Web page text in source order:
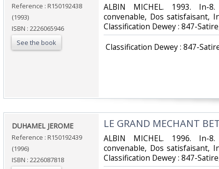
Reference : R150192438
(1993)
ISBN : 2226065946
See the book
‎ALBIN MICHEL. 1993. In-
convenable, Dos satisfaisant,
Classification Dewey : 847-
Classification Dewey : 847-
‎DUHAMEL JEROME‎
Reference : R150192439
(1996)
ISBN : 2226087818
‎LE GRAND MECHANT
‎ALBIN MICHEL. 1996. In-
convenable, Dos satisfaisant,
Classification Dewey : 847-